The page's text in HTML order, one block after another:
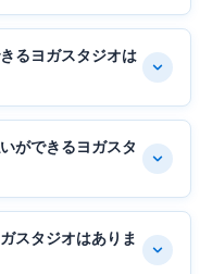
るヨガスタジオは
ができるヨガスタ
スタジオはありま